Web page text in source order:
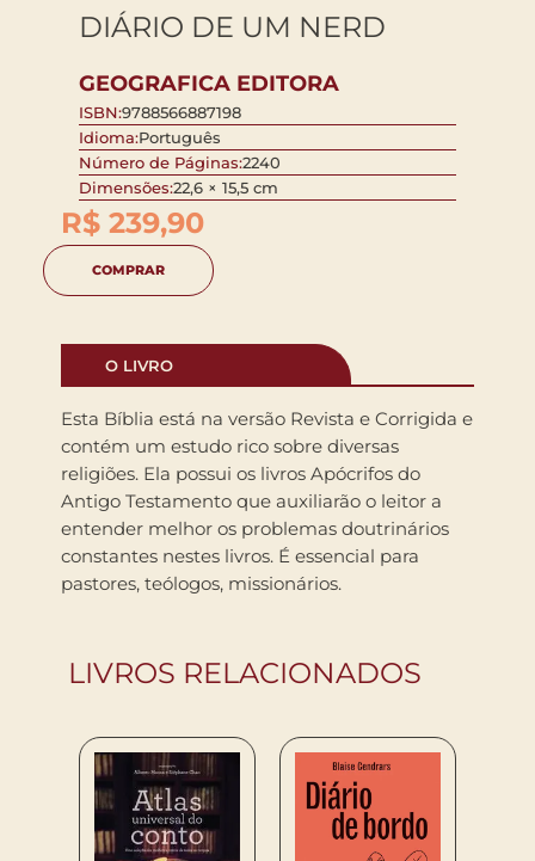
DIÁRIO DE UM NERD
GEOGRAFICA EDITORA
ISBN:9788566887198
Idioma:Português
Número de Páginas:2240
Dimensões:22,6 × 15,5 cm
R$ 239,90
COMPRAR
O LIVRO
Esta Bíblia está na versão Revista e Corrigida e
contém um estudo rico sobre diversas
religiões. Ela possui os livros Apócrifos do
Antigo Testamento que auxiliarão o leitor a
entender melhor os problemas doutrinários
constantes nestes livros. É essencial para
pastores, teólogos, missionários.
LIVROS RELACIONADOS